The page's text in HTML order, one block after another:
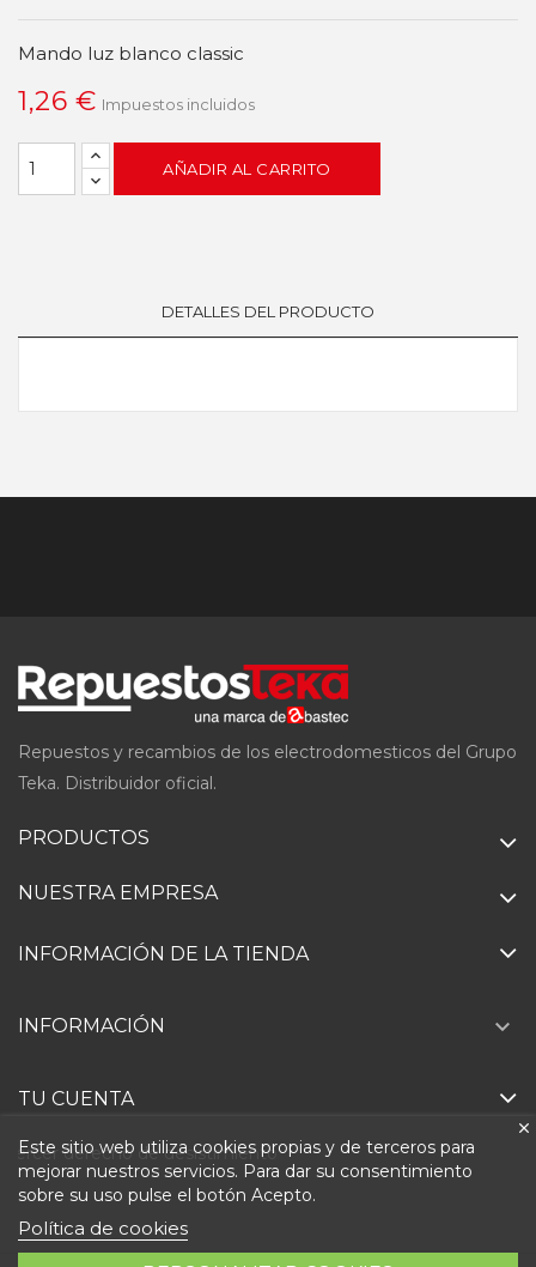
Mando luz blanco classic
1,26 € Impuestos incluidos
AÑADIR AL CARRITO
DETALLES DEL PRODUCTO
Repuestos y recambios de los electrodomesticos del Grupo
Teka. Distribuidor oficial.
PRODUCTOS
NUESTRA EMPRESA
INFORMACIÓN DE LA TIENDA
Este sitio web utiliza cookies propias y de terceros para
mejorar nuestros servicios. Para dar su consentimiento
sobre su uso pulse el botón Acepto.
Política de cookies
INFORMACIÓN 
TU CUENTA
Ejercer derecho de desistimiento